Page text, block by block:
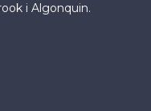
i Algonquin.